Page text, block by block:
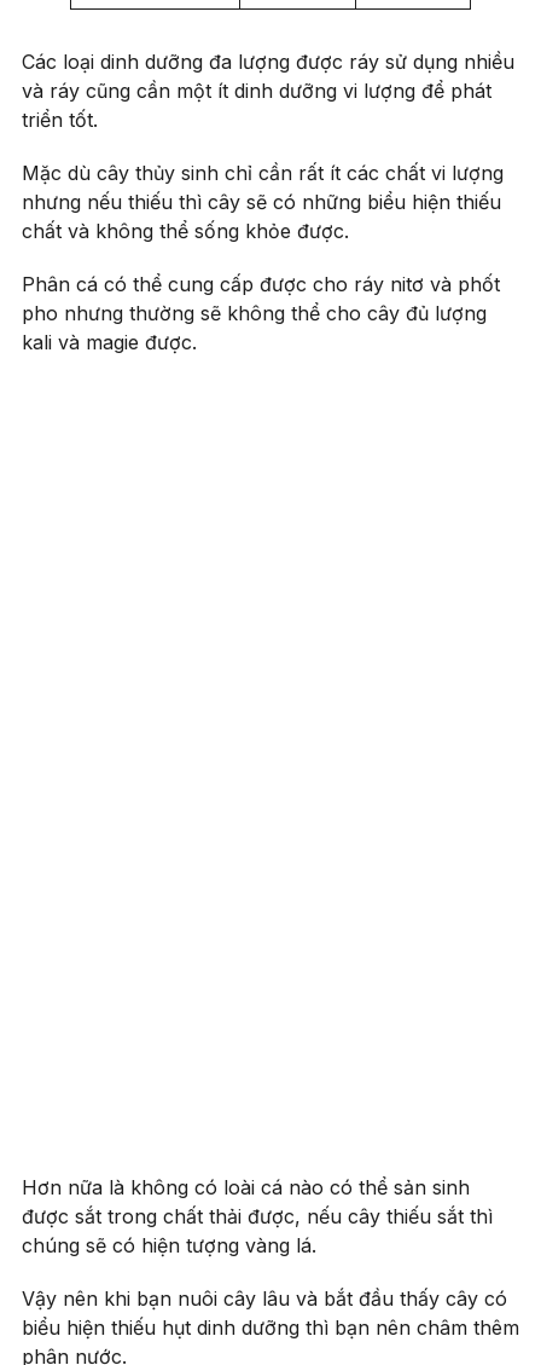
Các loại dinh dưỡng đa lượng được ráy sử dụng nhiều
và ráy cũng cần một ít dinh dưỡng vi lượng để phát
triển tốt.
Mặc dù cây thủy sinh chỉ cần rất ít các chất vi lượng
nhưng nếu thiếu thì cây sẽ có những biểu hiện thiếu
chất và không thể sống khỏe được.
Phân cá có thể cung cấp được cho ráy nitơ và phốt
pho nhưng thường sẽ không thể cho cây đủ lượng
kali và magie được.
Hơn nữa là không có loài cá nào có thể sản sinh
được sắt trong chất thải được, nếu cây thiếu sắt thì
chúng sẽ có hiện tượng vàng lá.
Vậy nên khi bạn nuôi cây lâu và bắt đầu thấy cây có
biểu hiện thiếu hụt dinh dưỡng thì bạn nên châm thêm
phân nước.